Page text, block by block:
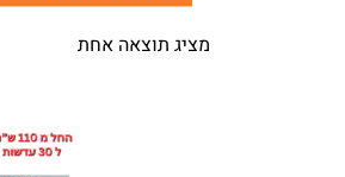
מציג תוצאה אחת